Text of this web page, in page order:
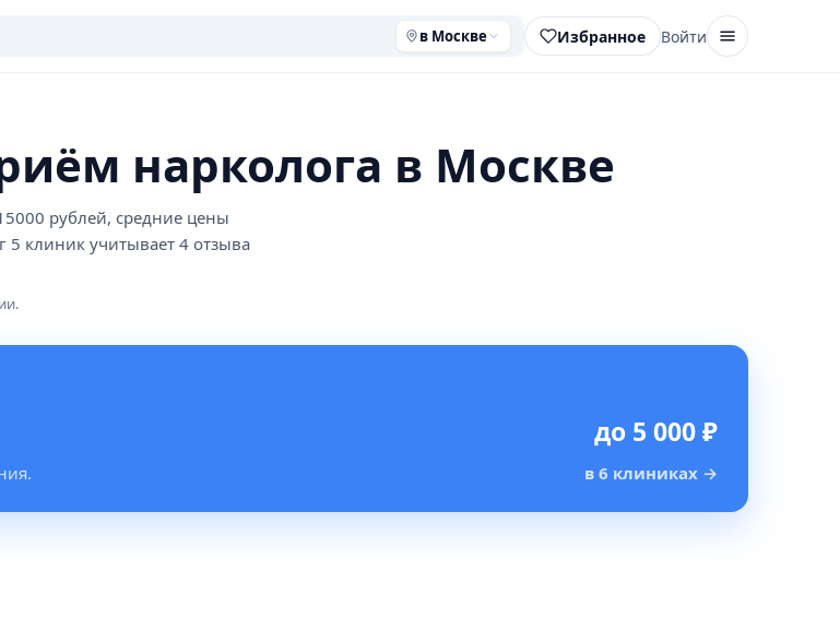
в Москве Избранное Войти
нарколога в Москве
рублей, средние цены
клиник учитывает 4 отзыва
до 5 000 ₽
в 6 клиниках →